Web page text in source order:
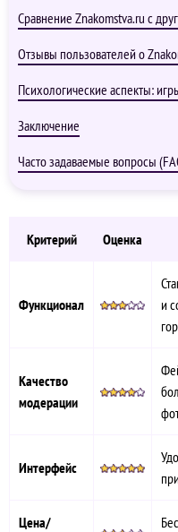
Сравнение Znakomstva.ru с
Отзывы пользователей о
Психологические аспекты:
Заключение
Часто задаваемые вопросы
Критерий Оценка
Функционал
и
Качество
модерации
Интерфейс
Цена/